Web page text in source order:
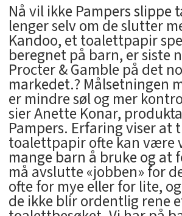
Nå vil ikke Pampers slippe
lenger selv om de slutter
Kandoo, et toalettpapir
beregnet på barn, er siste
Procter & Gamble på det
markedet.? Målsetningen
er mindre søl og mer
sier Anette Konar,
Pampers. Erfaring viser at
toalettpapir ofte kan være
mange barn å bruke og at
må avslutte «jobben» for
ofte for mye eller for lite,
de ikke blir ordentlig rene